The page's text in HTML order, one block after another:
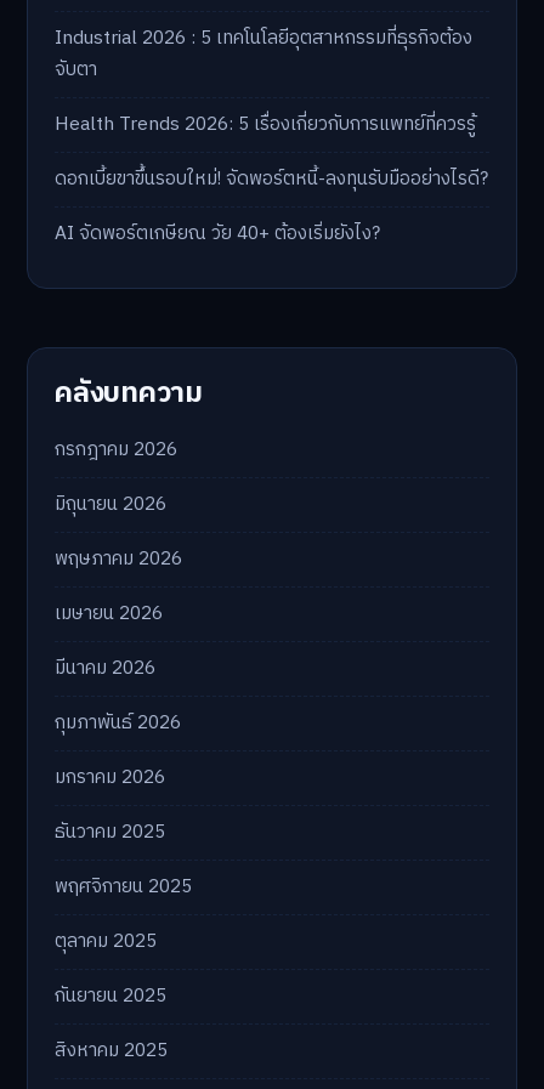
Industrial 2026 : 5 เทคโนโลยีอุตสาหกรรมที่ธุรกิจต้อง
จับตา
Health Trends 2026: 5 เรื่องเกี่ยวกับการแพทย์ที่ควรรู้
ดอกเบี้ยขาขึ้นรอบใหม่! จัดพอร์ตหนี้-ลงทุนรับมืออย่างไรดี?
AI จัดพอร์ตเกษียณ วัย 40+ ต้องเริ่มยังไง?
คลังบทความ
กรกฎาคม 2026
มิถุนายน 2026
พฤษภาคม 2026
เมษายน 2026
มีนาคม 2026
กุมภาพันธ์ 2026
มกราคม 2026
ธันวาคม 2025
พฤศจิกายน 2025
ตุลาคม 2025
กันยายน 2025
สิงหาคม 2025